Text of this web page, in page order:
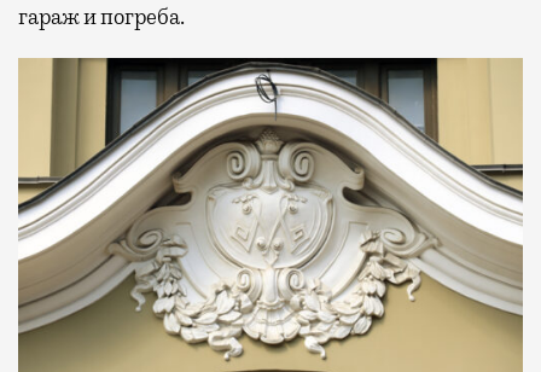
гараж и погреба.